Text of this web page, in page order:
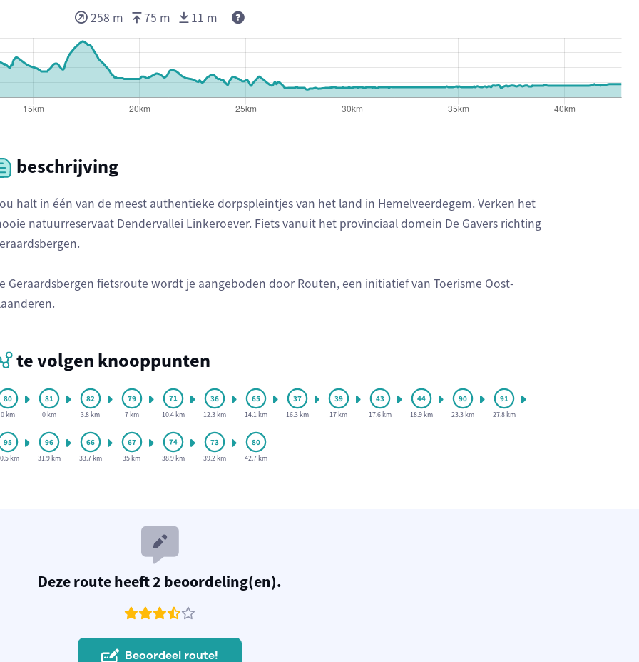
258 m 75 m 11 m
beschrijving
halt in één van de meest authentieke dorpspleintjes van het land in Hemelveerdegem. Verken het
natuurreservaat Dendervallei Linkeroever. Fiets vanuit het provinciaal domein De Gavers richting
Geraardsbergen fietsroute wordt je aangeboden door Routen, een initiatief van Toerisme Oost-
te volgen knooppunten
0 km 0 km 3.8 km 7 km 10.4 km 12.3 km 14.1 km 16.3 km 17 km 17.6 km 18.9 km 23.3 km 27.8 km
km 31.9 km 33.7 km 35 km 38.9 km 39.2 km 42.7 km
Deze route heeft 2 beoordeling(en).
Beoordeel route!